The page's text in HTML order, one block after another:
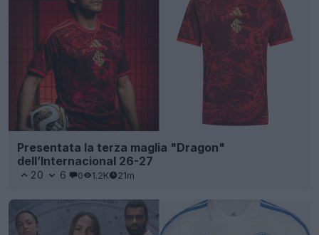
Presentata la terza maglia "Dragon"
dell’Internacional 26-27
20 6 0 1.2K 21m